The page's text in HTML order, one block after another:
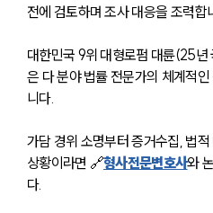
구성원
법률상담
언론
공지
전에 검토하며 조사 대응을 조력합
대한민국 9위 대형로펌 대륜(25년
은 다 분야 법률 전문가의 체계적
니다.
가담 경위 소명부터 증거수집, 법
상황이라면 🔗형사전문변호사와
다.